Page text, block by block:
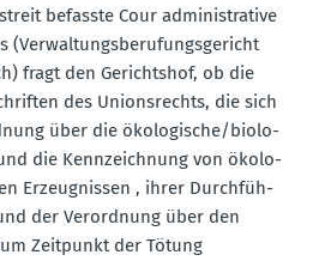
befasste Cour adminis­trative
(Verwal­tungs­be­ru­fungs­ge­richt
fragt den Gerichtshof, ob die
des Unions­rechts, die sich
über die ökolo­gische/biolo­
die Kennzeichnung von ökolo­
Erzeug­nissen , ihrer Durch­füh­
der Verordnung über den
Zeitpunkt der Tötung